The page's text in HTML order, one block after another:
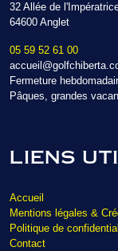
32 Allée de
64600 Anglet
05 59 52 61 00
Fermeture
Pâques, grandes
LIENS
Accueil
Mentions légales &
Politique de
Contact